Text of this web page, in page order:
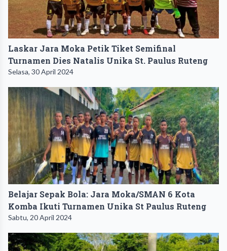
Laskar Jara Moka Petik Tiket Semifinal
Turnamen Dies Natalis Unika St. Paulus Ruteng
Selasa, 30 April 2024
Belajar Sepak Bola: Jara Moka/SMAN 6 Kota
Komba Ikuti Turnamen Unika St Paulus Ruteng
Sabtu, 20 April 2024